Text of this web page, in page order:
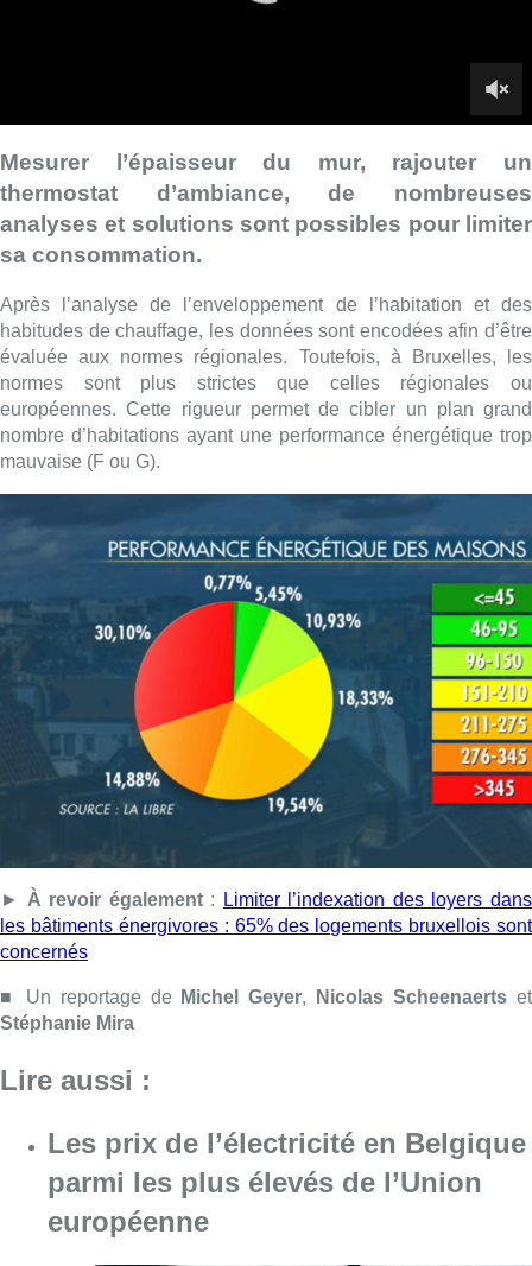
habitudes de chauffage, les données sont encodées afin d’être
normes sont plus strictes que celles régionales ou
européennes. Cette rigueur permet de cibler un plan grand
nombre d’habitations ayant une performance énergétique trop
:Limiter l’indexation des loyers dans
les bâtiments énergivores : 65% des logements bruxellois sont
■ Un reportage de Michel Geyer Nicolas Scheenaertset
Stéphanie Mira
Lire aussi :
Les prix de l’électricité en Belgique
parmi les plus élevés de l’Union
européenne